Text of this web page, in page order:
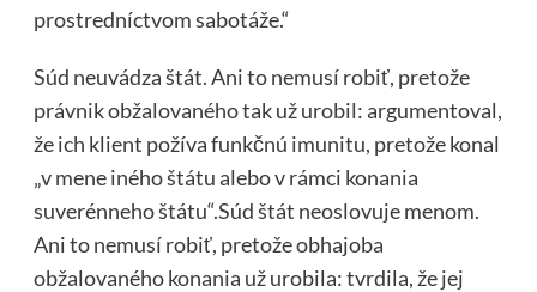
prostredníctvom sabotáže.“
Súd neuvádza štát. Ani to nemusí robiť, pretože
právnik obžalovaného tak už urobil: argumentoval,
že ich klient požíva funkčnú imunitu, pretože konal
„v mene iného štátu alebo v rámci konania
suverénneho štátu“.Súd štát neoslovuje menom.
Ani to nemusí robiť, pretože obhajoba
obžalovaného konania už urobila: tvrdila, že jej